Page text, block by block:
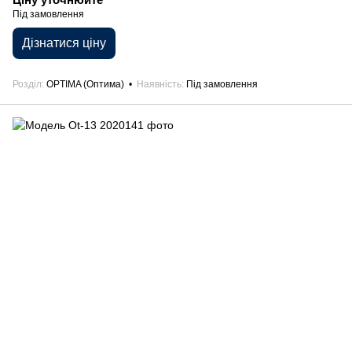
Під замовлення
Дізнатися ціну
Розділ OPTIMA (Оптима) Наявність Під замовлення